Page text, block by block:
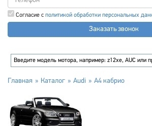
Согласие с политикой обработки персональных
Заказать звонок
Главная Каталог Audi A4 кабрио